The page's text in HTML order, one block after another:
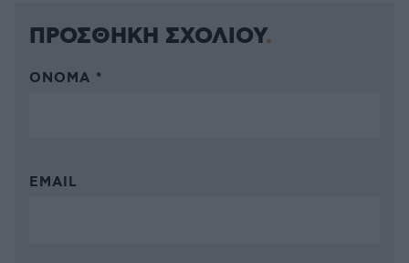
ΠΡΟΣΘΗΚΗ ΣΧΟΛΙΟΥ
ΌΝΟΜΑ *
EMAIL